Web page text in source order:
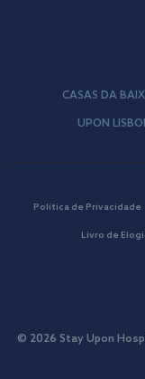
CASAS DA
UPON
Política de Privacidade
Livro de
© 2026 Stay Upon